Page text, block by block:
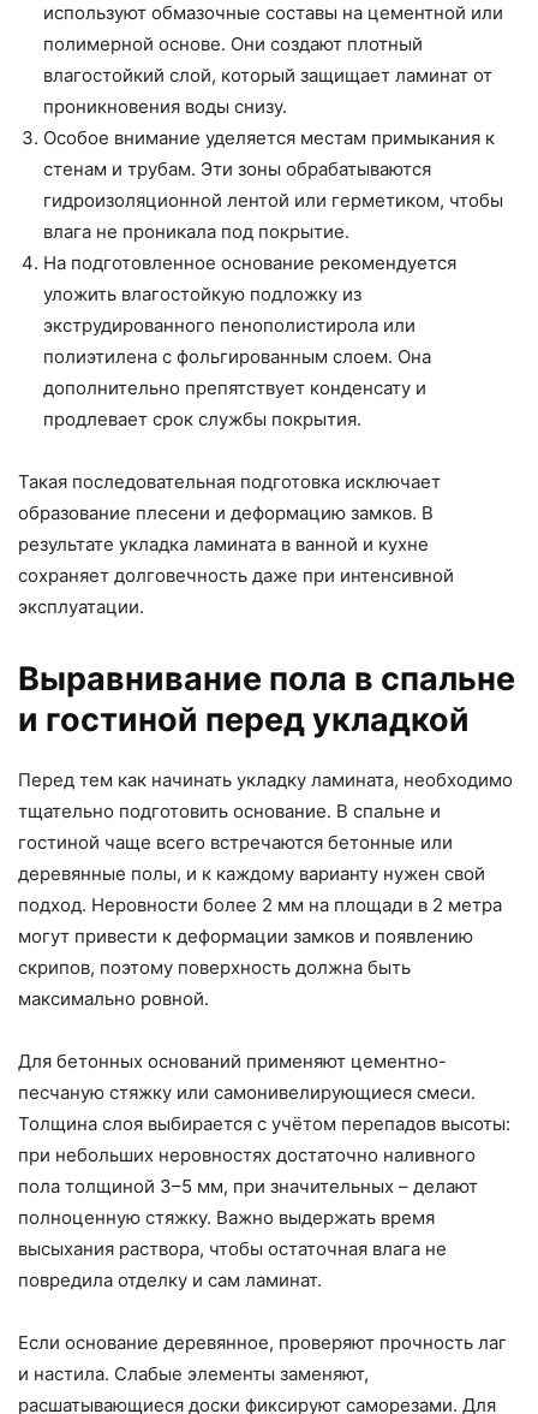
используют обмазочные составы на цементной или
полимерной основе. Они создают плотный
влагостойкий слой, который защищает ламинат от
проникновения воды снизу.
Особое внимание уделяется местам примыкания к
стенам и трубам. Эти зоны обрабатываются
гидроизоляционной лентой или герметиком, чтобы
влага не проникала под покрытие.
На подготовленное основание рекомендуется
уложить влагостойкую подложку из
экструдированного пенополистирола или
полиэтилена с фольгированным слоем. Она
дополнительно препятствует конденсату и
продлевает срок службы покрытия.
Такая последовательная подготовка исключает
образование плесени и деформацию замков. В
результате укладка ламината в ванной и кухне
сохраняет долговечность даже при интенсивной
эксплуатации.
Выравнивание пола в спальне
и гостиной перед укладкой
Перед тем как начинать укладку ламината, необходимо
тщательно подготовить основание. В спальне и
гостиной чаще всего встречаются бетонные или
деревянные полы, и к каждому варианту нужен свой
подход. Неровности более 2 мм на площади в 2 метра
могут привести к деформации замков и появлению
скрипов, поэтому поверхность должна быть
максимально ровной.
Для бетонных оснований применяют цементно-
песчаную стяжку или самонивелирующиеся смеси.
Толщина слоя выбирается с учётом перепадов высоты:
при небольших неровностях достаточно наливного
пола толщиной 3–5 мм, при значительных – делают
полноценную стяжку. Важно выдержать время
высыхания раствора, чтобы остаточная влага не
повредила отделку и сам ламинат.
Если основание деревянное, проверяют прочность лаг
и настила. Слабые элементы заменяют,
расшатывающиеся доски фиксируют саморезами. Для